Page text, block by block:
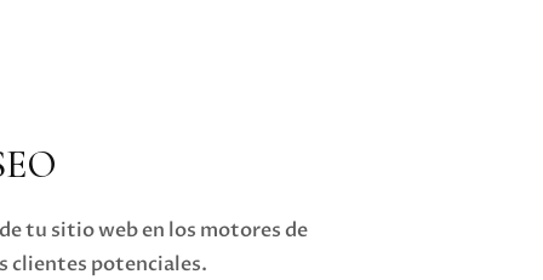
tu sitio web en los motores de
clientes potenciales.